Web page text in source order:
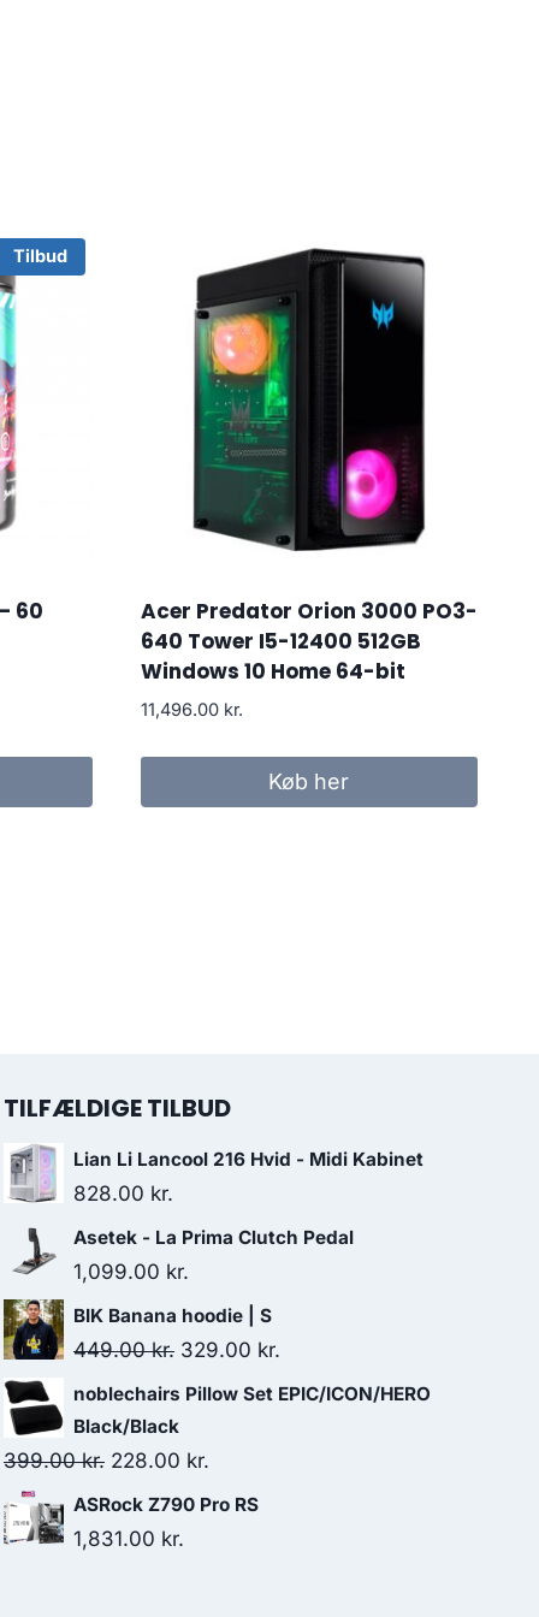
Tilbud
60
Acer Predator Orion 3000 PO3-
640 Tower I5-12400 512GB
Windows 10 Home 64-bit
11,496.00 kr.
Køb her
TILFÆLDIGE TILBUD
Lian Li Lancool 216 Hvid - Midi Kabinet
828.00 kr.
Asetek - La Prima Clutch Pedal
1,099.00 kr.
BIK Banana hoodie | S
449.00kr. Original
price
449.00 kr..
329.00 kr.
price
noblechairs Pillow Set EPIC/ICON/HERO
Black/Black
399.00kr. Original
price
was:
228.00 kr.
price
ASRock Z790 Pro RS
1,831.00 kr.